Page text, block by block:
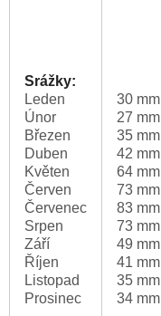
Srážky:
Leden
Únor
Březen
Duben
Květen
Červen
Červenec
Srpen
Září
Říjen
Listopad
Prosinec
30 mm
27 mm
35 mm
42 mm
64 mm
73 mm
83 mm
73 mm
49 mm
41 mm
35 mm
34 mm